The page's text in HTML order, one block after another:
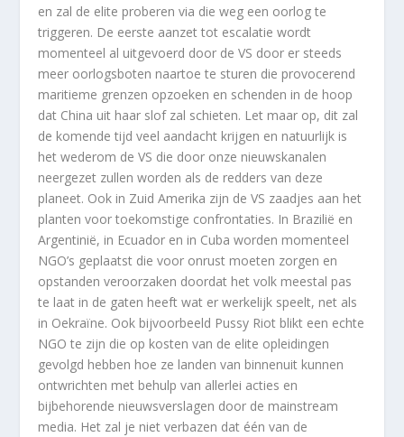
en zal de elite proberen via die weg een oorlog te
triggeren. De eerste aanzet tot escalatie wordt
momenteel al uitgevoerd door de VS door er steeds
meer oorlogsboten naartoe te sturen die provocerend
maritieme grenzen opzoeken en schenden in de hoop
dat China uit haar slof zal schieten. Let maar op, dit zal
de komende tijd veel aandacht krijgen en natuurlijk is
het wederom de VS die door onze nieuwskanalen
neergezet zullen worden als de redders van deze
planeet. Ook in Zuid Amerika zijn de VS zaadjes aan het
planten voor toekomstige confrontaties. In Brazilië en
Argentinië, in Ecuador en in Cuba worden momenteel
NGO’s geplaatst die voor onrust moeten zorgen en
opstanden veroorzaken doordat het volk meestal pas
te laat in de gaten heeft wat er werkelijk speelt, net als
in Oekraïne. Ook bijvoorbeeld Pussy Riot blikt een echte
NGO te zijn die op kosten van de elite opleidingen
gevolgd hebben hoe ze landen van binnenuit kunnen
ontwrichten met behulp van allerlei acties en
bijbehorende nieuwsverslagen door de mainstream
media. Het zal je niet verbazen dat één van de